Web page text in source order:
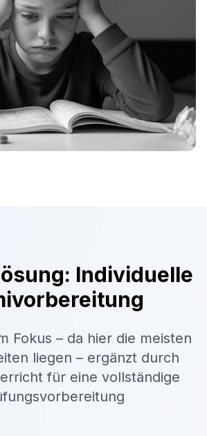
Individuelle
Fokus – da hier die meisten
liegen – ergänzt durch
für eine vollständige